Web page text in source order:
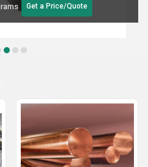
56 आईएनआर/Kilograms